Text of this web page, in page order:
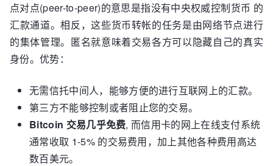
点对点(peer-to-peer)的意思是指没有中央权威控制货币 的
汇款通道。相反，这些货币转帐的任务是由网络节点进行
的集体管理。匿名就意味着交易各方可以隐藏自己的真实
身份。优势：
无需信托中间人，能够方便的进行互联网上的汇款。
第三方不能够控制或者阻止您的交易。
Bitcoin 交易几乎免费, 而信用卡的网上在线支付系统
通常收取 1-5% 的交易费用，加上其他各种费用高达
数百美元。